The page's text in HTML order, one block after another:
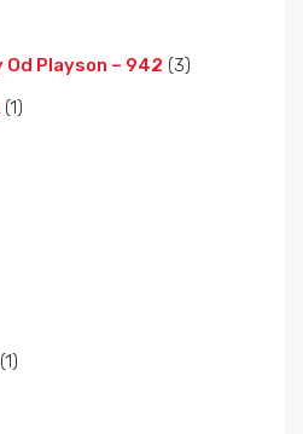
Playson – 942 (3)
(1)
(1)